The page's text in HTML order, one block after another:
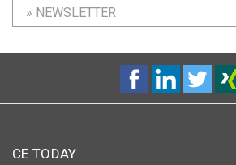
» NEWSLETTER
CE TODAY